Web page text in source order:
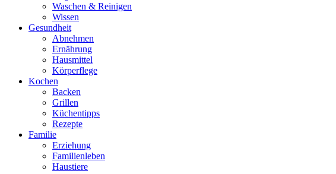
Waschen & Reinigen
Wissen
Gesundheit
Abnehmen
Ernährung
Hausmittel
Körperflege
Kochen
Backen
Grillen
Küchentipps
Rezepte
Familie
Erziehung
Familienleben
Haustiere